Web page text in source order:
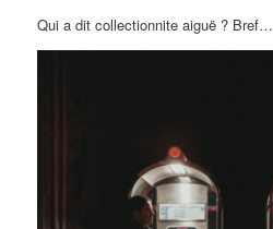
Qui a dit collectionnite aiguë ? Bref…